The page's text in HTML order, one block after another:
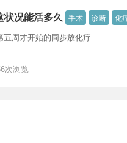
状况能活多久 手术 诊断 化
周才开始的同步放化疗
浏览